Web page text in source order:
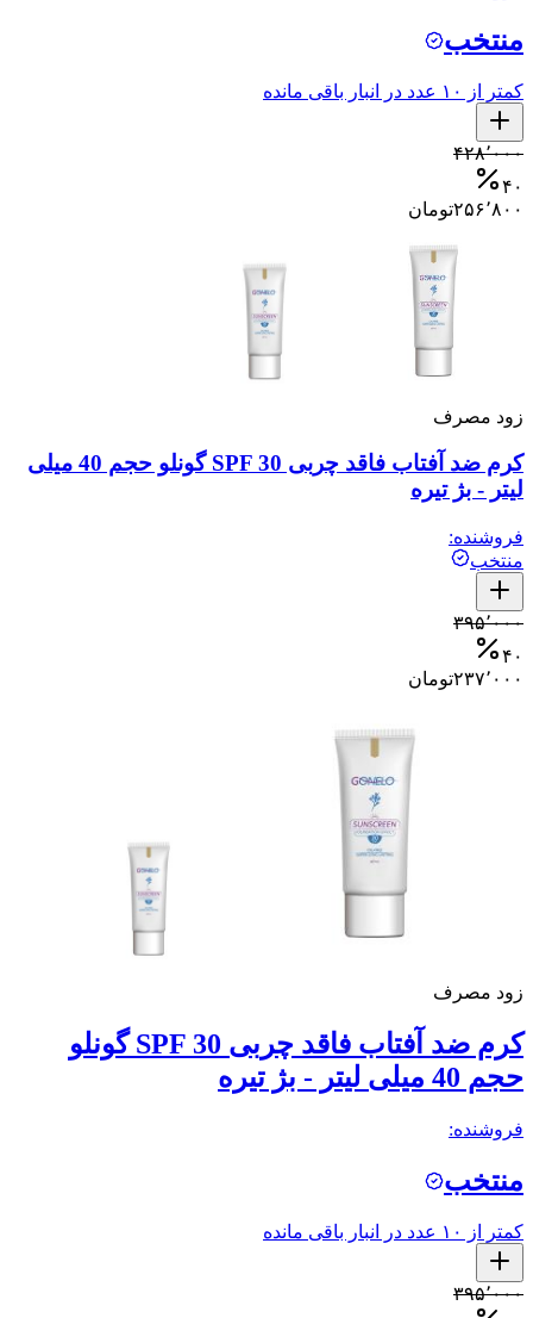
منتخب
کمتر از ۱۰ عدد در انبار باقی مانده
۴۲۸٬۰۰۰
۴۰
۲۵۶٬۸۰۰تومان
زود مصرف
کرم ضد آفتاب فاقد چربی SPF 30 گونلو حجم 40 میلی
لیتر - بژ تیره
فروشنده:
منتخب
۳۹۵٬۰۰۰
۴۰
۲۳۷٬۰۰۰تومان
زود مصرف
کرم ضد آفتاب فاقد چربی SPF 30 گونلو
حجم 40 میلی لیتر - بژ تیره
فروشنده:
منتخب
کمتر از ۱۰ عدد در انبار باقی مانده
۳۹۵٬۰۰۰